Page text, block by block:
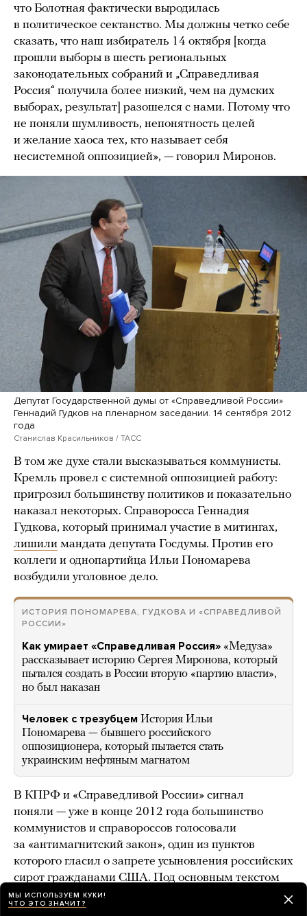
что Болотная фактически выродилась
в политическое сектанство. Мы должны четко себе
сказать, что наш избиратель 14 октября [когда
прошли выборы в шесть региональных
законодательных собраний и „Справедливая
Россия“ получила более низкий, чем на думских
выборах, результат] разошелся с нами. Потому что
не поняли шумливость, непонятность целей
и желание хаоса тех, кто называет себя
несистемной оппозицией», — говорил Миронов.
Депутат Государственной думы от «Справедливой России»
Геннадий Гудков на пленарном заседании. 14 сентября 2012
года
Станислав Красильников / ТАСС
В том же духе стали высказываться коммунисты.
Кремль провел с системной оппозицией работу:
пригрозил большинству политиков и показательно
наказал некоторых. Справоросса Геннадия
Гудкова, который принимал участие в митингах,
лишили мандата депутата Госдумы. Против его
коллеги и однопартийца Ильи Пономарева
возбудили уголовное дело.
ИСТОРИЯ ПОНОМАРЕВА, ГУДКОВА И «СПРАВЕДЛИВОЙ
РОССИИ»
Как умирает «Справедливая Россия» «Медуза»
рассказывает историю Сергея Миронова, который
пытался создать в России вторую «партию власти»,
но был наказан
Человек с трезубцем История Ильи
Пономарева — бывшего российского
оппозиционера, который пытается стать
украинским нефтяным магнатом
В КПРФ и «Справедливой России» сигнал
поняли — уже в конце 2012 года большинство
коммунистов и справороссов голосовали
за «антимагнитский закон», один из пунктов
которого гласил о запрете усыновления российских
сирот гражданами США. Под основным текстом
документа стояли подписи лидеров всех четырех
парламентских фракций. Так же единодушно
МЫ ИСПОЛЬЗУЕМ КУКИ!
ЧТО ЭТО ЗНАЧИТ?